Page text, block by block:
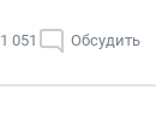
1 051 Обсудить